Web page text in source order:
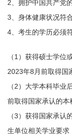
2、拥护中国共产党
3、身体健康状况符
4、考生的学历必须
（1）获得硕士学位
2023年8月前取得国
（2）大学本科毕业
前取得国家承认的本
（3）获得国家承认
生单位相关学业要